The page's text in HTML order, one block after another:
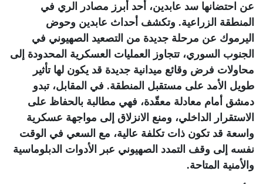
عن احتضانها سد عابدين، أحد أبرز مصادر الري في
المنطقة الزراعية. وتكشف أحداث عابدين وحوض
اليرموك عن مرحلة جديدة من التصعيد الصهيوني في
الجنوب السوري، تتجاوز العمليات العسكرية المحدودة إلى
محاولات فرض وقائع ميدانية جديدة قد يكون لها تأثير
طويل الأمد على مستقبل المنطقة. في المقابل، تبدو
دمشق أمام معادلة معقّدة، فهي مطالبة بالحفاظ على
الاستقرار الداخلي، ومنع الانزلاق إلى مواجهة عسكرية
واسعة قد تكون ذات تكلفة عالية، مع السعي في الوقت
نفسه إلى وقف التمدد الصهيوني عبر الأدوات الدبلوماسية
والأمنية المتاحة.